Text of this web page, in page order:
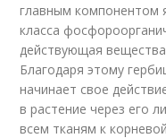
главным компонентом
класса
действующая
Благодаря этому
начинает свое
в растение через его
всем тканям к